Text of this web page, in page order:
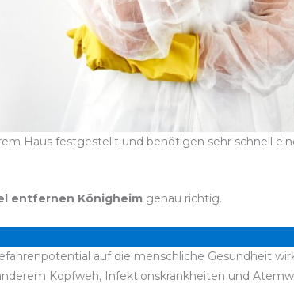
Haus festgestellt und benötigen sehr schnell
entfernen Königheim genau richtig.
auf die menschliche Gesundheit
Kopfweh, Infektionskrankheiten und